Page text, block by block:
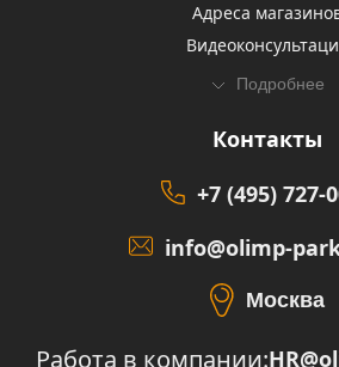
Адреса
Подробнее
Контакты
+7 (495) 727-
info@olimp-
Москва
Работа в компании: